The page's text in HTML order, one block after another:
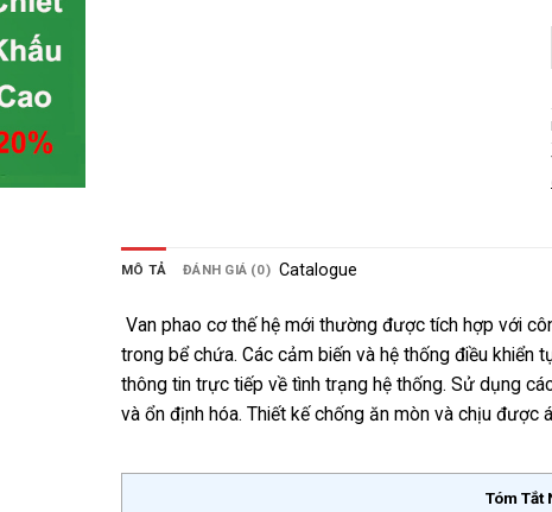
MÔ TẢ ĐÁNH GIÁ (0) Catalogue
Van phao cơ thế hệ mới thường được tích hợp với
trong bể chứa. Các cảm biến và hệ thống điều khiển
thông tin trực tiếp về tình trạng hệ thống. Sử dụng
và ổn định hóa. Thiết kế chống ăn mòn và chịu
Tóm Tắt